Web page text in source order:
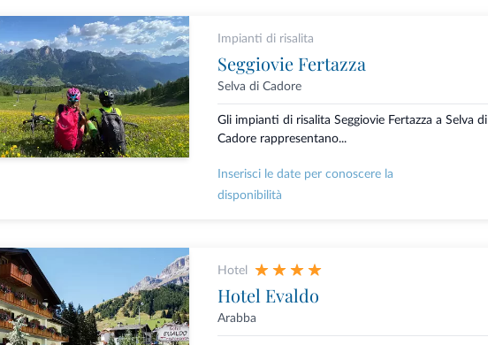
Impianti di risalita
Seggiovie Fertazza
Selva di Cadore
Gli impianti di risalita Seggiovie Fertazza a Selva di
Cadore rappresentano...
Inserisci le date per conoscere la
disponibilità
Hotel
Hotel Evaldo
Arabba